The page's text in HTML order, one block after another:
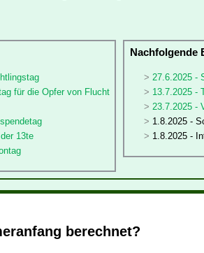
für die Opfer von Flucht
13te
Nachfolgende
27.6.2025 -
13.7.2025 -
23.7.2025 -
1.8.2025 -
1.8.2025 -
berechnet?